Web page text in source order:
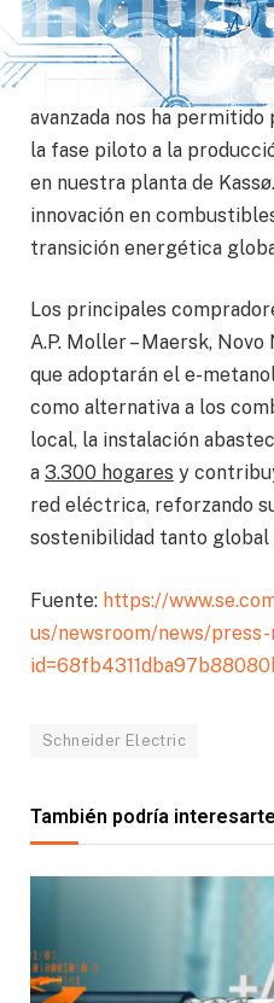
combustibles verdes”,
CEO de European Energy.
colaboración con
avanzada nos ha
la fase piloto a la
en nuestra planta de
innovación en
transición energética
Los principales
A.P. Moller – Maersk,
que adoptarán el e-
como alternativa a los
local, la instalación
a 3.300 hogares y
red eléctrica, reforzando
sostenibilidad tanto global
Fuente: https://
us/newsroom/news/press-
Schneider Electric
También podría interesarte